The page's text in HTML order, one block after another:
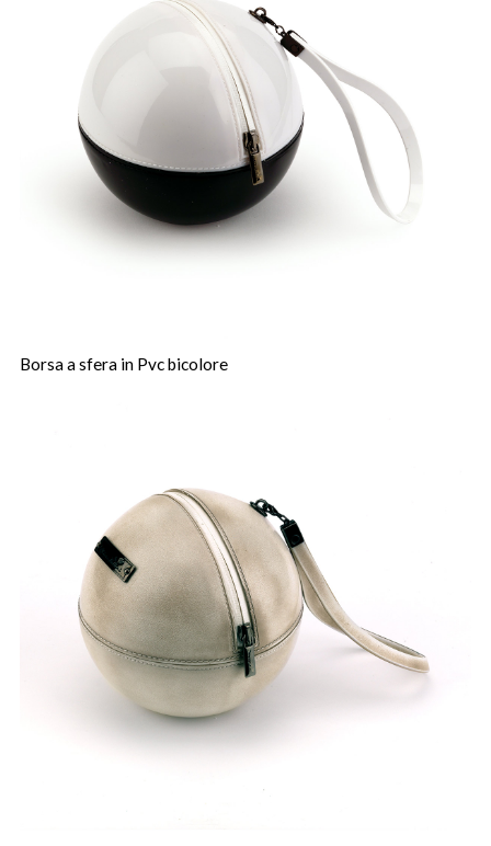
Borsa a sfera in Pvc bicolore